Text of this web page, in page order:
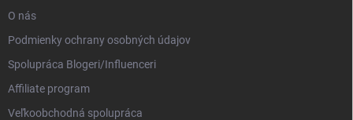
O nás
Podmienky ochrany osobných údajov
Spolupráca Blogeri/Influenceri
Affiliate program
Veľkoobchodná spolupráca